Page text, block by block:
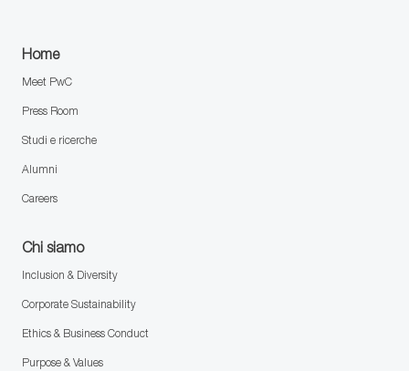
Home
Meet PwC
Press Room
Studi e ricerche
Alumni
Careers
Chi siamo
Inclusion & Diversity
Corporate Sustainability
Ethics & Business Conduct
Purpose & Values